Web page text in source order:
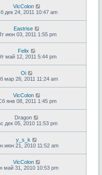
VicColon
дек 24, 2011 10:47 am
Eastrise
июн 03, 2011 1:55 pm
Felix
май 12, 2011 5:44 pm
Oi
мар 26, 2011 11:24 am
VicColon
янв 08, 2011 1:45 pm
Dragon
дек 05, 2010 11:53 pm
y_s_k
июн 21, 2010 11:52 am
VicColon
май 31, 2010 10:53 pm